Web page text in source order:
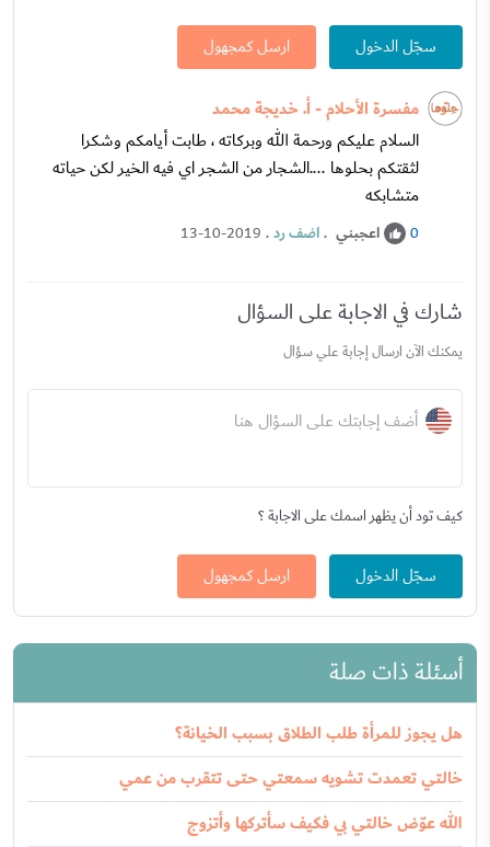
سجّل الدخول ارسل كمجهول
مفسرة الأحلام - أ. خديجة محمد
السلام عليكم ورحمة الله وبركاته ، طابت أيامكم وشكرا
لثقتكم بحلوها ....الشجار من الشجر اي فيه الخير لكن حياته
متشابكه
0 اعجبني .اضف رد.
13-10-2019
شارك في الاجابة على السؤال
يمكنك الآن ارسال إجابة علي سؤال
أضف إجابتك على السؤال هنا
كيف تود أن يظهر اسمك على الاجابة ؟
سجّل الدخول ارسل كمجهول
أسئلة ذات صلة
هل يجوز للمرأة طلب الطلاق بسبب الخيانة؟
خالتي تعمدت تشويه سمعتي حتى تتقرب من عمي
الله عوّض خالتي بي فكيف سأتركها وأتزوج